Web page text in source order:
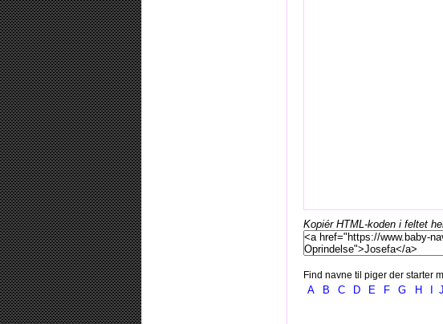
Kopiér HTML-koden i feltet
Find navne til piger der starter
A B C D E F G H J